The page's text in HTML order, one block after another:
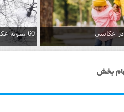
در عکاسی 60 نمونه عکس سبک ماکسیمالیسم
بخش